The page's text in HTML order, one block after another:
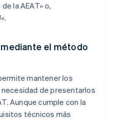
la AEAT» o,
el método
mantener los
de presentarlos
Aunque cumple con la
técnicos más